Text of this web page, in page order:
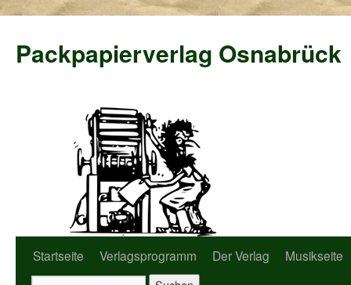
Packpapierverlag Osnabrück
Startseite Verlagsprogramm Der Verlag Musikseite